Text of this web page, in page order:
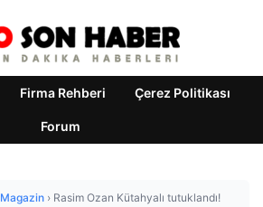
Firma Rehberi Çerez Politikası
Forum
Magazin › Rasim Ozan Kütahyalı tutuklandı!